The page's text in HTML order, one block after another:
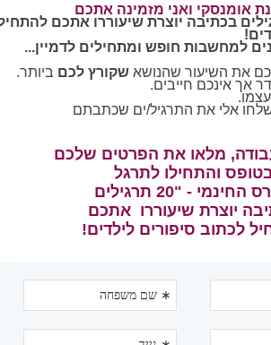
ואני מזמינה אתכם
בכתיבה יוצרת שיעוררו אתכם להתחיל
למחשבות חופש ומתחילים לדמיין...
את השיעור שהנושאשקורץ לכםביותר.
אינכם חייבים.
אלי את התרגיל/ים שכתבתם
מלאו את הפרטים שלכם
והתחילו לתרגל
- "20 תרגילים
יוצרת שיעוררו אתכם
לכתוב סיפורים לילדים!